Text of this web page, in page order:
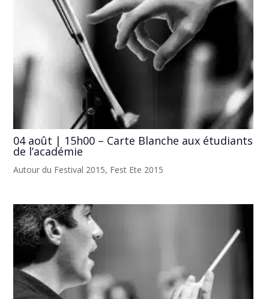
04 août | 15h00 – Carte Blanche aux étudiants
de l’académie
Autour du Festival 2015, Fest Ete 2015